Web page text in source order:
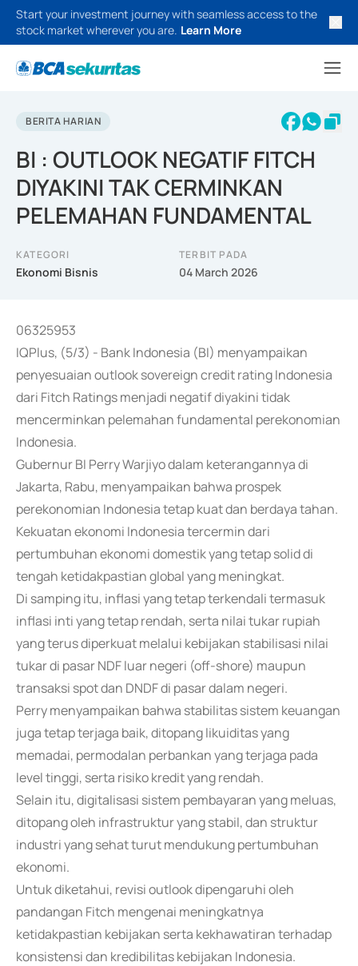
Start your investment journey with seamless access to the
stock market wherever you are. Learn More
BERITA HARIAN
BI : OUTLOOK NEGATIF FITCH
DIYAKINI TAK CERMINKAN
PELEMAHAN FUNDAMENTAL
KATEGORI
Ekonomi Bisnis
TERBIT PADA
04 March 2026
06325953
IQPlus, (5/3) - Bank Indonesia (BI) menyampaikan
penyesuaian outlook sovereign credit rating Indonesia
dari Fitch Ratings menjadi negatif diyakini tidak
mencerminkan pelemahan fundamental perekonomian
Indonesia.
Gubernur BI Perry Warjiyo dalam keterangannya di
Jakarta, Rabu, menyampaikan bahwa prospek
perekonomian Indonesia tetap kuat dan berdaya tahan.
Kekuatan ekonomi Indonesia tercermin dari
pertumbuhan ekonomi domestik yang tetap solid di
tengah ketidakpastian global yang meningkat.
Di samping itu, inflasi yang tetap terkendali termasuk
inflasi inti yang tetap rendah, serta nilai tukar rupiah
yang terus diperkuat melalui kebijakan stabilisasi nilai
tukar di pasar NDF luar negeri (off-shore) maupun
transaksi spot dan DNDF di pasar dalam negeri.
Perry menyampaikan bahwa stabilitas sistem keuangan
juga tetap terjaga baik, ditopang likuiditas yang
memadai, permodalan perbankan yang terjaga pada
level tinggi, serta risiko kredit yang rendah.
Selain itu, digitalisasi sistem pembayaran yang meluas,
ditopang oleh infrastruktur yang stabil, dan struktur
industri yang sehat turut mendukung pertumbuhan
ekonomi.
Untuk diketahui, revisi outlook dipengaruhi oleh
pandangan Fitch mengenai meningkatnya
ketidakpastian kebijakan serta kekhawatiran terhadap
konsistensi dan kredibilitas kebijakan Indonesia.